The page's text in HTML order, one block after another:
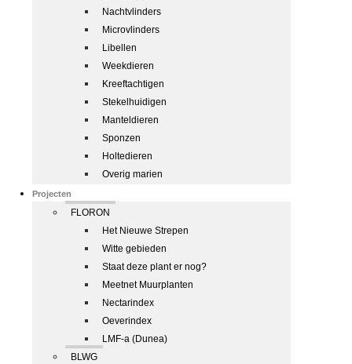
Nachtvlinders
Microvlinders
Libellen
Weekdieren
Kreeftachtigen
Stekelhuidigen
Manteldieren
Sponzen
Holtedieren
Overig marien
Projecten
FLORON
Het Nieuwe Strepen
Witte gebieden
Staat deze plant er nog?
Meetnet Muurplanten
Nectarindex
Oeverindex
LMF-a (Dunea)
BLWG